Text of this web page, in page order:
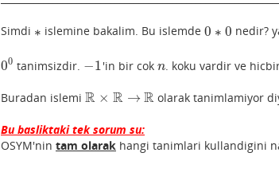
Simdi ∗
∗ islemine bakalim. Bu islemde 0 ∗ 0
0∗0 nedir?
00
00 tanimsizdir. −1
−1 'in bir cok n
n. koku vardir ve
Buradan islemi R × R → R
R× R→R olarak tanimlamiyor
Bu basliktaki tek sorum su:
OSYM'nin tam olarak hangi tanimlari kullandigini